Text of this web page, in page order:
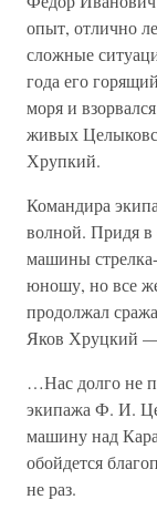
опыт, отлично
сложные
года его
моря и
живых
Хрупкий.
Командира
волной. Придя в
машины
юношу, но все
продолжал
Яков Хруцкий —
…Нас долго не
экипажа Ф. И.
машину над
обойдется
не раз.